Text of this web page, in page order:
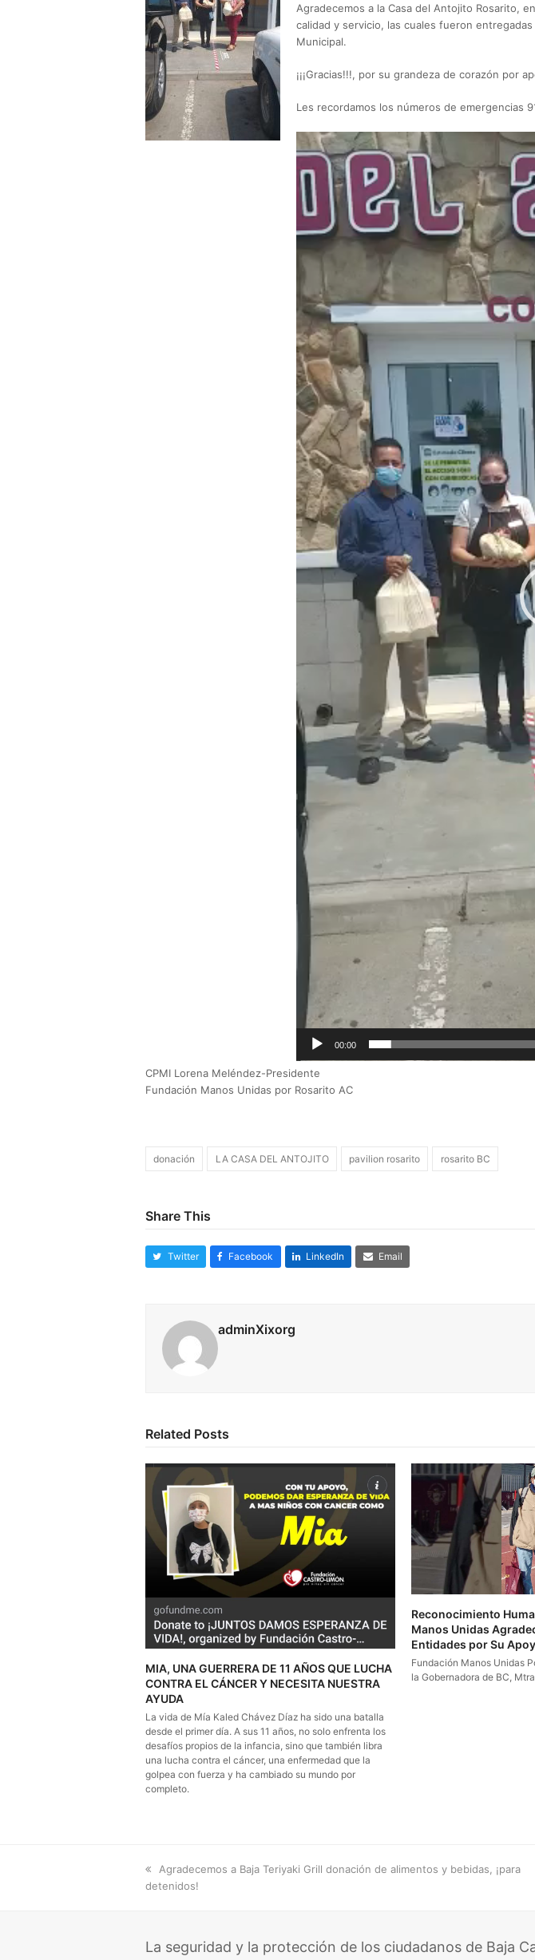
Agradecemos a la Casa del Antojito Rosarito,
calidad y servicio, las cuales fueron
Municipal.
¡¡¡Gracias!!!, por su grandeza de corazón por
Les recordamos los números de emergencias
Reproductor
de
vídeo
00:00
CPMI Lorena Meléndez-Presidente
Fundación Manos Unidas por Rosarito AC
donación LA CASA DEL ANTOJITO pavilion rosarito rosarito BC
Share This
Twitter Facebook LinkedIn Email
adminXixorg
Related Posts
MIA, UNA GUERRERA DE 11 AÑOS QUE LUCHA
CONTRA EL CÁNCER Y NECESITA NUESTRA
AYUDA
La vida de Mía Kaled Chávez Díaz ha sido una batalla
desde el primer día. A sus 11 años, no solo enfrenta los
desafíos propios de la infancia, sino que también libra
una lucha contra el cáncer, una enfermedad que la
golpea con fuerza y ha cambiado su mundo por
completo.
Reconocimiento
Manos Unidas
Entidades por Su
Fundación Manos Unidas
la Gobernadora de BC,
previous
post:
Agradecemos a Baja Teriyaki Grill donación de alimentos y bebidas, ¡para
detenidos!
La seguridad y la protección de los ciudadanos de Baja